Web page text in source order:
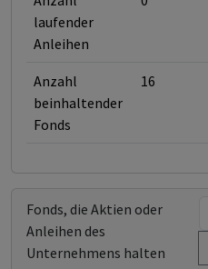
laufender
Anleihen
Anzahl
beinhaltender
Fonds
16
Fonds, die Aktien oder
Anleihen des
Unternehmens halten